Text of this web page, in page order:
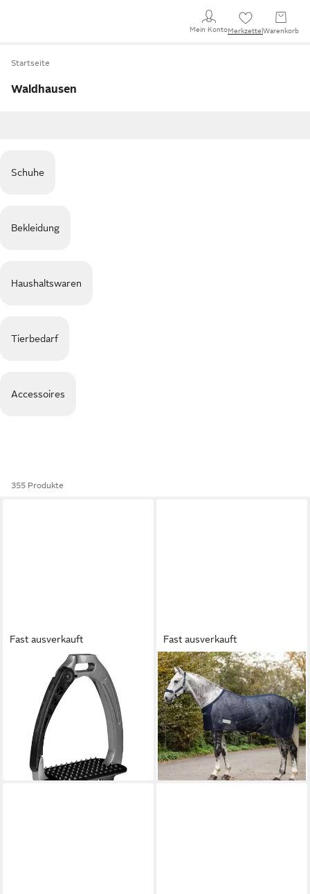
Mein KontoMerkzettel Warenkorb
Startseite
Waldhausen
Schuhe
Bekleidung
Haushaltswaren
Tierbedarf
Accessoires
355 Produkte
Fast ausverkauft
WALDHAUSEN
Steigbügel Waldhausen
Sicherheitssteigbügel Pro
89,96 €
lieferbar - in 2-3 Werktagen bei dir
Fast ausverkauft
WALDHAUSEN
Pferde-Fliegendecke
Waldhausen Fliegendecke
Comfort mit Kreuzbegurtung
43,16 €
lieferbar - in 2-3 Werktagen bei dir